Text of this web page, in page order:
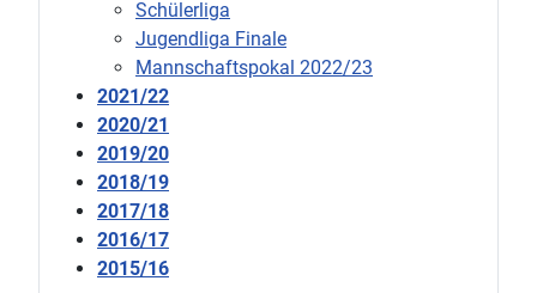
Schülerliga
Jugendliga Finale
Mannschaftspokal 2022/23
2021/22
2020/21
2019/20
2018/19
2017/18
2016/17
2015/16